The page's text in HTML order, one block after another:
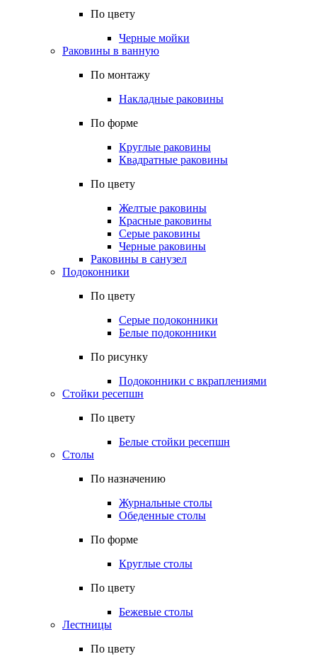
По цвету
Черные мойки
Раковины в ванную
По монтажу
Накладные раковины
По форме
Круглые раковины
Квадратные раковины
По цвету
Желтые раковины
Красные раковины
Серые раковины
Черные раковины
Раковины в санузел
Подоконники
По цвету
Серые подоконники
Белые подоконники
По рисунку
Подоконники с вкраплениями
Стойки ресепшн
По цвету
Белые стойки ресепшн
Столы
По назначению
Журнальные столы
Обеденные столы
По форме
Круглые столы
По цвету
Бежевые столы
Лестницы
По цвету